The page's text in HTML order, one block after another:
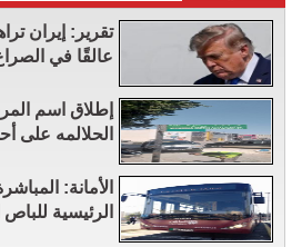
تقرير: إيران
عالقًا في
إطلاق اسم
الحلالمه على
الأمانة:
الرئيسية